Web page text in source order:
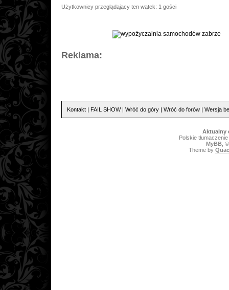
Użytkownicy przeglądający ten wątek: 1 gości
Reklama:
Kontakt | FAIL SHOW| Wróć do góry | Wróć do forów | Wersja
Aktualny
Polskie
MyBB ,
Theme by